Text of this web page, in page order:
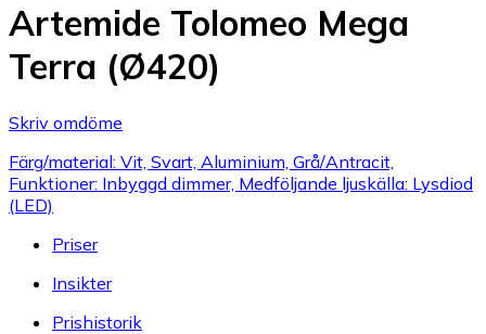
Artemide Tolomeo Mega
Terra (Ø420)
Skriv omdöme
Färg/material: Vit, Svart, Aluminium, Grå/Antracit,
Funktioner: Inbyggd dimmer, Medföljande ljuskälla: Lysdiod
(LED)
Priser
Insikter
Prishistorik